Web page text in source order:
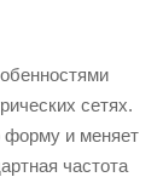
сетях.
форму и меняет
частота